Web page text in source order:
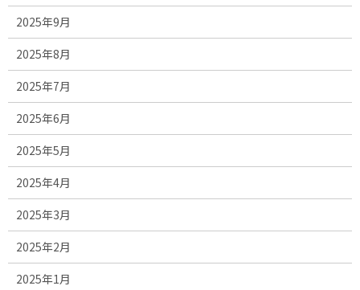
2025年9月
2025年8月
2025年7月
2025年6月
2025年5月
2025年4月
2025年3月
2025年2月
2025年1月